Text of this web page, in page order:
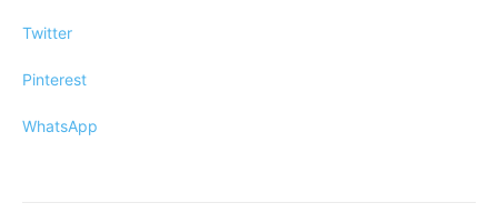
Twitter
Pinterest
WhatsApp